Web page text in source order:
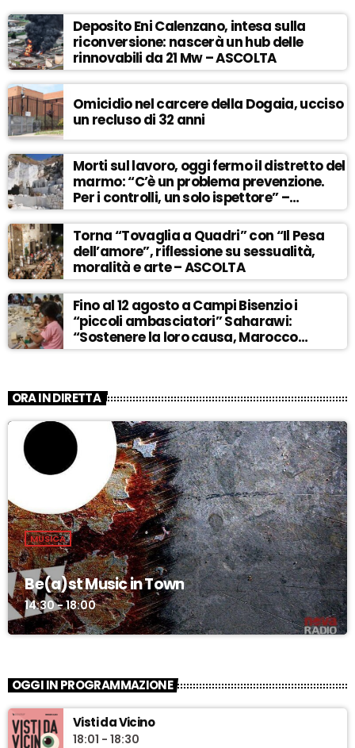
Deposito Eni Calenzano, intesa sulla
riconversione: nascerà un hub delle
rinnovabili da 21 Mw – ASCOLTA
Omicidio nel carcere della Dogaia, ucciso
un recluso di 32 anni
Morti sul lavoro, oggi fermo il distretto del
marmo: “C’è un problema prevenzione.
Per i controlli, un solo ispettore” –
ASCOLTA
Torna “Tovaglia a Quadri” con “Il Pesa
dell’amore”, riflessione su sessualità,
moralità e arte – ASCOLTA
Fino al 12 agosto a Campi Bisenzio i
“piccoli ambasciatori” Saharawi:
“Sostenere la loro causa, Marocco
sempre più invadente” – ASCOLTA
ORA IN DIRETTA
MUSICA
Be(a)st Music in Town
14:30 - 18:00
OGGI IN PROGRAMMAZIONE
Visti da Vicino
18:01 - 18:30